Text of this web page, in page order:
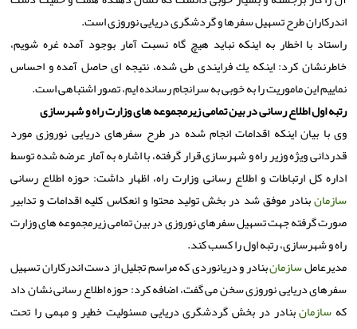
اندركاران طرح تسهیل سفرها و گردشگری دریایی نوروزی است.
راستاد با اخطار به اینكه نباید هیچ گاه نسبت آمار بوجود آمده غره شویم،
خاطرنشان كرد: اینكه یك فرایندی طی شده، نتیجه ای حاصل آمده و احساس
نماییم این ماموریت را به خوبی به سرانجام رسانده ایم، تصور اشتباهی است.
رتبه اول اطلاع رسانی در بین تمامی زیرمجموعه های وزارت راه و شهرسازی
وی با بیان اینكه اقدامات انجام شده در طرح سفرهای دریایی نوروزی مورد
قدردانی ویژه وزیر راه و شهرسازی قرار گرفته، با اشاره به آمار عرضه شده توسط
اداره كل ارتباطات و اطلاع رسانی وزارت راه، اظهار داشت: حوزه اطلاع رسانی
سازمانبنادر موفق شد در بخش تولید محتوا و انعكاس كلیه اقدامات و تدابیر
صورت گرفته جهت تسهیل سفرهای نوروزی در بین تمامی زیرمجموعه های وزارت
راه و شهرسازی، رتبه اول را كسب كند.
مدیرعاملسازمانبنادر و دریانوردی كه مراسم تجلیل از دست اندركاران تسهیل
سفرهای دریایی نوروزی سخن می گفت، اضافه كرد: حوزه اطلاع رسانی نشان داد
كهسازمانبنادر در بخش گردشگری دریایی مسئولیت خطیر و مهمی را تحت